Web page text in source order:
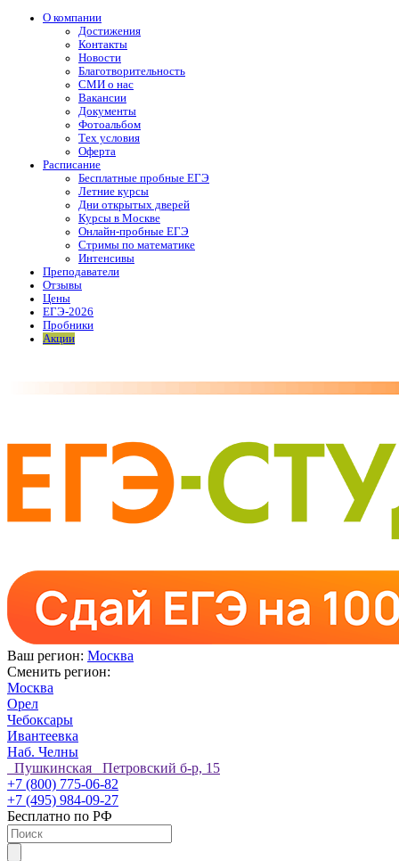
О компании
Достижения
Контакты
Новости
Благотворительность
СМИ о нас
Вакансии
Документы
Фотоальбом
Тех условия
Оферта
Расписание
Бесплатные пробные ЕГЭ
Летние курсы
Дни открытых дверей
Курсы в Москве
Онлайн-пробные ЕГЭ
Стримы по математике
Интенсивы
Преподаватели
Отзывы
Цены
ЕГЭ-2026
Пробники
Акции
Ваш регион: Москва
Сменить регион:
Москва
Орел
Чебоксары
Ивантеевка
Наб. Челны
Пушкинская Петровский б-р, 15
+7 (800) 775-06-82
+7 (495) 984-09-27
Бесплатно по РФ